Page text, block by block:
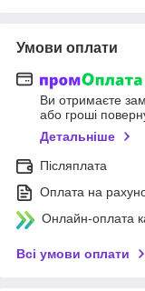
Умови оплати
Ви отримаєте
або гроші
Детальніше
Післяплата
Оплата на
Онлайн-оплата
Всі умови оплати